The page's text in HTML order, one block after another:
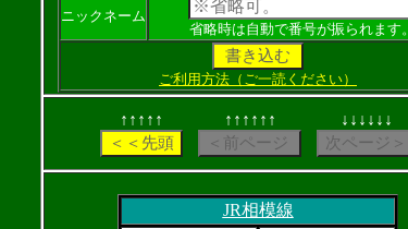
ニックネーム
省略時は自動で番号が振られます。
ご利用方法（ご一読ください）
↑↑↑↑↑ ↑↑↑↑↑↑ ↓↓↓↓↓↓
JR相模線